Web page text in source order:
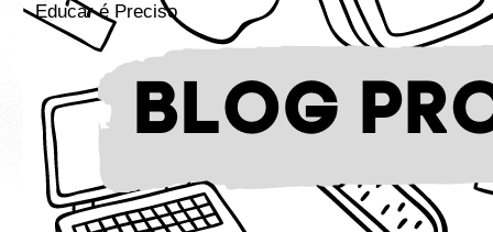
Educar é Preciso